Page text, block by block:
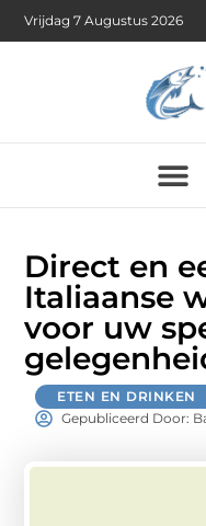
Vrijdag 7 Augustus 2026
Direct en
Italiaanse
voor uw
ETEN EN DRINKEN
Gepubliceerd Door: